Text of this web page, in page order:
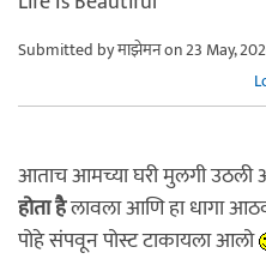
Submitted byमाझेमनon 23 May,
आताच आमच्या घरी मुलगी उठली
होता हैलावला आणि हा धागा
पोहे संपवून पोस्ट टाकायला आलो